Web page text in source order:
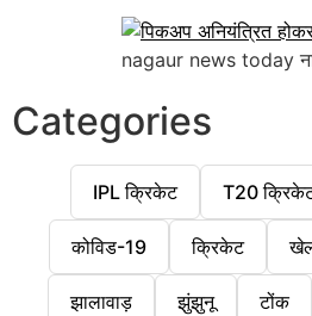
nagaur news today
Categories
IPL क्रिकेट T20
कोविड-19 क्रिकेट
झालावाड़ झुंझुनू टोंक